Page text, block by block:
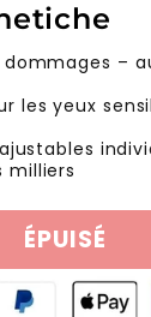
dommages –
les yeux
milliers
ÉPUISÉ